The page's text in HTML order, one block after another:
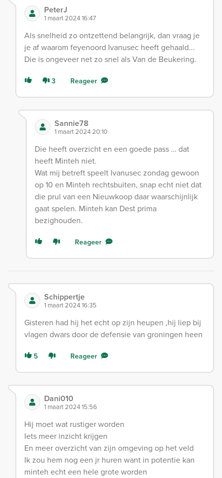
PeterJ
1 maart 2024 16:47
Als snelheid zo ontzettend belangrijk, dan vraag je
je af waarom feyenoord Ivanusec heeft gehaald...
Die is ongeveer net zo snel als Van de Beukering.
3 Reageer
Sannie78
1 maart 2024 20:10
Die heeft overzicht en een goede pass … dat
heeft Minteh niet.
Wat mij betreft speelt Ivanusec zondag gewoon
op 10 en Minteh rechtsbuiten, snap echt niet dat
die prul van een Nieuwkoop daar waarschijnlijk
gaat spelen. Minteh kan Dest prima
bezighouden.
Reageer
Schippertje
1 maart 2024 16:35
Gisteren had hij het echt op zijn heupen ,hij liep bij
vlagen dwars door de defensie van groningen heen
5 Reageer
Dani010
1 maart 2024 15:56
Hij moet wat rustiger worden
Iets meer inzicht krijgen
En meer overzicht van zijn omgeving op het veld
Ik zou hem nog een jr huren want in potentie kan
minteh echt een hele grote worden